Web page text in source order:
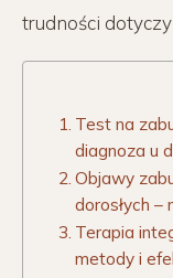
trudności
Test na
diagnoza u
Objawy
dorosłych –
Terapia
metody i